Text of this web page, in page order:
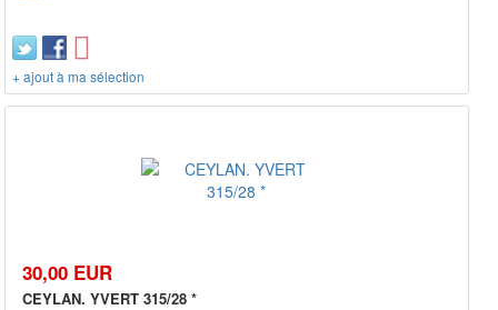
+ ajout à ma sélection
30,00 EUR
CEYLAN. YVERT 315/28 *